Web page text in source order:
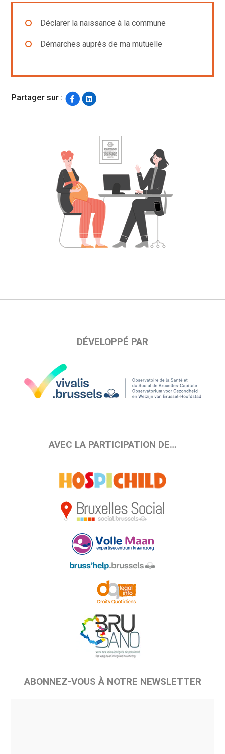
Déclarer la naissance à la commune
Démarches auprès de ma mutuelle
Partager sur :
DÉVELOPPÉ PAR
AVEC LA PARTICIPATION DE…
ABONNEZ-VOUS À NOTRE NEWSLETTER